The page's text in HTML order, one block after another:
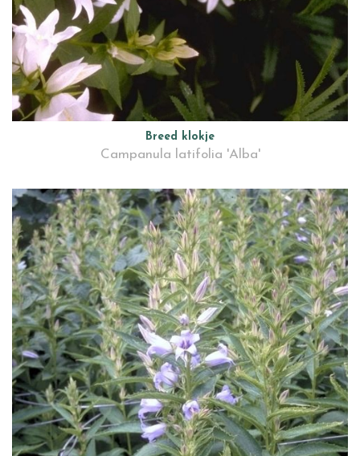
Breed klokje
Campanula latifolia 'Alba'